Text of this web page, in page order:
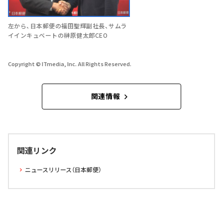
左から、日本郵便の福田聖輝副社長、サムラ
イインキュベートの榊原健太郎CEO
Copyright © ITmedia, Inc. All Rights Reserved.
関連情報
関連リンク
ニュースリリース（日本郵便）